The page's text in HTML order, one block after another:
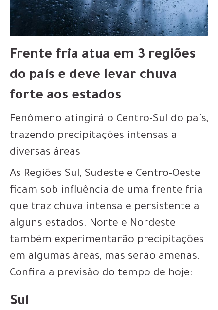
Frente fria atua em 3 regiões
do país e deve levar chuva
forte aos estados
Fenômeno atingirá o Centro-Sul do país,
trazendo precipitações intensas a
diversas áreas
As Regiões Sul, Sudeste e Centro-Oeste
ficam sob influência de uma frente fria
que traz chuva intensa e persistente a
alguns estados. Norte e Nordeste
também experimentarão precipitações
em algumas áreas, mas serão amenas.
Confira a previsão do tempo de hoje:
Sul